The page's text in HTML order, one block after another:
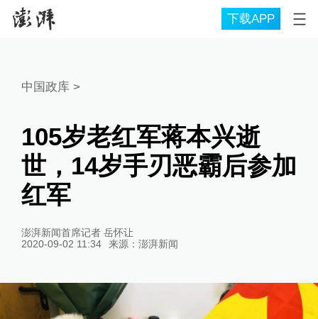
下载APP
中国政库 >
105岁老红军蒋本兴逝
世，14岁手刃恶霸后参加
红军
澎湃新闻首席记者 岳怀让
2020-09-02 11:34
来源： 澎湃新闻